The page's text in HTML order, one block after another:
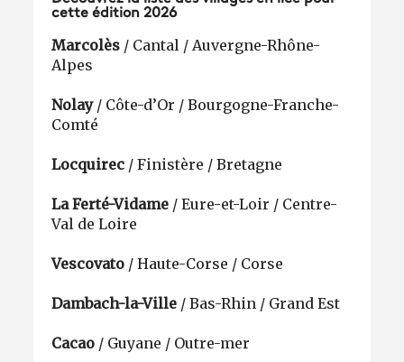
cette édition 2026
Marcolès / Cantal / Auvergne-Rhône-
Alpes
Nolay / Côte-d’Or / Bourgogne-Franche-
Comté
Locquirec / Finistère / Bretagne
La Ferté-Vidame / Eure-et-Loir / Centre-
Val de Loire
Vescovato / Haute-Corse / Corse
Dambach-la-Ville / Bas-Rhin / Grand Est
Cacao / Guyane / Outre-mer